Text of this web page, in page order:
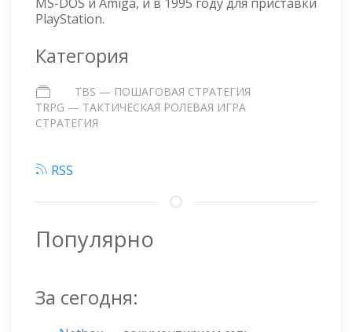
PlayStation.
Категория
TBS — ПОШАГОВАЯ СТРАТЕГИЯ
TRPG — ТАКТИЧЕСКАЯ РОЛЕВАЯ ИГРА
СТРАТЕГИЯ
RSS
Популярно
За сегодня: